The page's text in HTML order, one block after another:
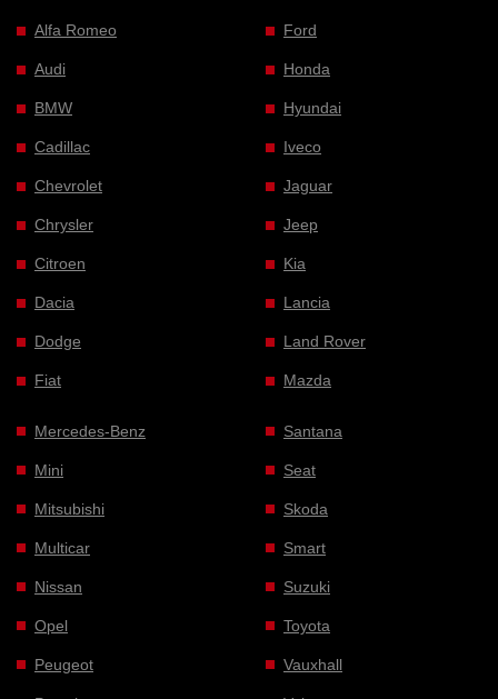
Alfa Romeo
Audi
BMW
Cadillac
Chevrolet
Chrysler
Citroen
Dacia
Dodge
Fiat
Ford
Honda
Hyundai
Iveco
Jaguar
Jeep
Kia
Lancia
Land Rover
Mazda
Mercedes-Benz
Mini
Mitsubishi
Multicar
Nissan
Opel
Peugeot
Santana
Seat
Skoda
Smart
Suzuki
Toyota
Vauxhall